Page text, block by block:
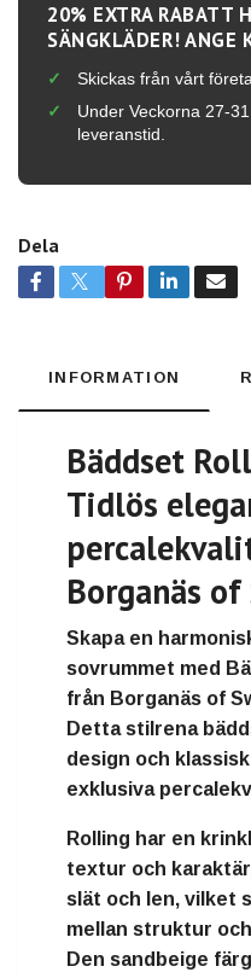
20% EXTRA RABATT
SÄNGKLÄDER! ANGE
Skickas från vårt
Under Veckorna 27-
leveranstid.
Dela
INFORMATION
Bäddset
Tidlös
Borganäs of
Skapa en
sovrummet med
från Borganäs of
Detta stilrena
design och
exklusiva
Rolling har en
textur och
slät och len, vilket
mellan struktur
Den sandbeige